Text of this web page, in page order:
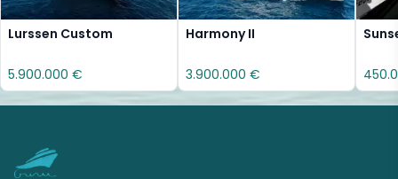
Lurssen Custom
5.900.000 €
Harmony II
3.900.000 €